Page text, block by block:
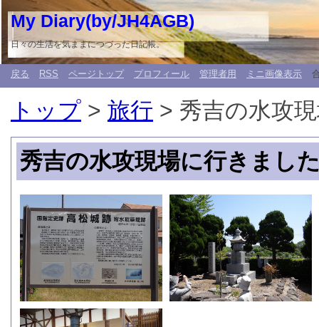
My Diary(by/JH4AGB)
日々の生活を気ままにつづった日記帳。
戻る RSS ページトップ プロフィール 管理者用 ミニ画像表示
トップ > 旅行 > 秀吉の水攻
秀吉の水攻現場に行きまし